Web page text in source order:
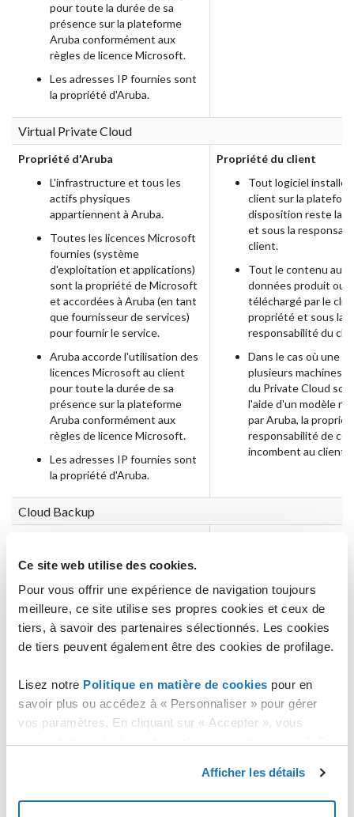
Ce site web utilise des cookies.
Pour vous offrir une expérience de navigation toujours
meilleure, ce site utilise ses propres cookies et ceux de
tiers, à savoir des partenaires sélectionnés. Les cookies
de tiers peuvent également être des cookies de profilage.
Lisez notre Politique en matière de cookies pour en
savoir plus ou accédez à « Personnaliser » pour gérer
vos paramètres. En cliquant sur « Accepter », vous
stockage des cookies nécessaires.
Afficher les détails
pour toute la durée de sa
présence sur la plateforme
Aruba conformément aux
règles de licence Microsoft.
Les adresses IP fournies sont
la propriété d'Aruba.
Virtual Private Cloud
Propriété d'Aruba
L'infrastructure et tous les
actifs physiques
appartiennent à Aruba.
Toutes les licences Microsoft
fournies (système
d'exploitation et applications)
sont la propriété de Microsoft
et accordées à Aruba (en tant
que fournisseur de services)
pour fournir le service.
Aruba accorde l'utilisation des
licences Microsoft au client
pour toute la durée de sa
présence sur la plateforme
Aruba conformément aux
règles de licence Microsoft.
Les adresses IP fournies sont
la propriété d'Aruba.
Propriété du client
Tout logiciel installé
client sur la
disposition reste la
et sous la
client.
Tout le contenu au
données produit ou
téléchargé par le
propriété et sous la
responsabilité du
Dans le cas où une ou
plusieurs machines
du Private Cloud
l'aide d'un modèle
par Aruba, la
responsabilité de ce
incombent au client.
Cloud Backup
L'infrastructure fournissant le
La licence du logiciel de
sauvegarde, y compris les
agents à installer sur les
machines des clients, est la
accordée pour une utilisation
par le client pendant toute la
durée de sa présence sur la
plateforme Aruba.
client sont la
la responsabilité du